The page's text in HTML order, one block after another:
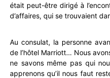
était peut-être dirigé à
d’affaires, qui se trouvaient
Au consulat, la personne
de l’hôtel Marriott… Nous
ne savons même pas qui
apprenons qu’il nous faut